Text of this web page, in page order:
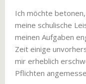
Ich möchte
meine schulische
meinen Aufgaben
Zeit einige
mir erheblich
Pflichten